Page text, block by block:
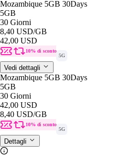
Mozambique 5GB 30Days
5GB
30 Giorni
8,40 USD/GB
42,00 USD
10% di sconto
5G
Vedi dettagli
Mozambique 5GB 30Days
5GB
30 Giorni
42,00 USD
8,40 USD/GB
10% di sconto
5G
Dettagli